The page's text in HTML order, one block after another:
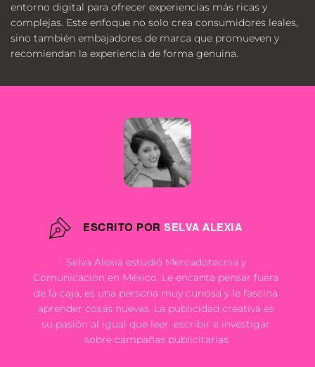
entorno digital para ofrecer experiencias más ricas y
complejas. Este enfoque no solo crea consumidores leales,
sino también embajadores de marca que promueven y
recomiendan la experiencia de forma genuina.
ESCRITO POR SELVA ALEXIA
Selva Alexia estudió Mercadotecnia y
Comunicación en México. Le encanta pensar fuera
de la caja, es una persona muy curiosa y le fascina
aprender cosas nuevas. La publicidad creativa es
su pasión al igual que leer, escribir e investigar
sobre campañas publicitarias.